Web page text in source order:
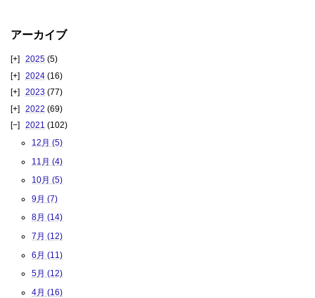
アーカイブ
2025 (5)
2024 (16)
2023 (77)
2022 (69)
2021 (102)
12月 (5)
11月 (4)
10月 (5)
9月 (7)
8月 (14)
7月 (12)
6月 (11)
5月 (12)
4月 (16)